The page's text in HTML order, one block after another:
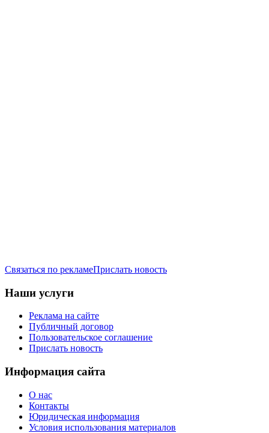
Связаться по рекламеПрислать новость
Наши услуги
Реклама на сайте
Публичный договор
Пользовательское соглашение
Прислать новость
Информация сайта
О нас
Контакты
Юридическая информация
Условия использования материалов